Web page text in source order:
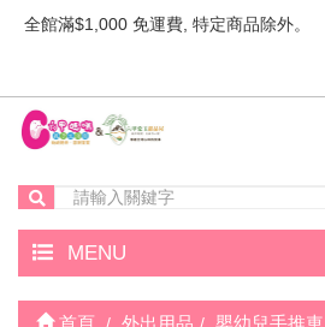
全館滿$1,000 免運費, 特定商品除外。
MENU